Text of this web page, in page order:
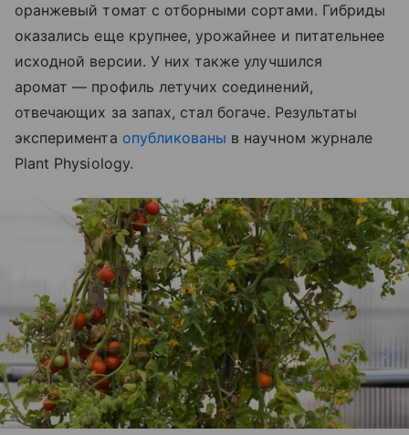
оранжевый томат с отборными сортами. Гибриды
оказались еще крупнее, урожайнее и питательнее
исходной версии. У них также улучшился
аромат — профиль летучих соединений,
отвечающих за запах, стал богаче. Результаты
эксперимента опубликованы в научном журнале
Plant Physiology.